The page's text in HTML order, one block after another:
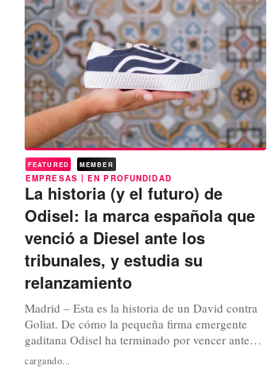
FEATURED MEMBER
EMPRESAS | EN PROFUNDIDAD
La historia (y el futuro) de
Odisel: la marca española que
venció a Diesel ante los
tribunales, y estudia su
relanzamiento
Madrid – Esta es la historia de un David contra
Goliat. De cómo la pequeña firma emergente
gaditana Odisel ha terminado por vencer ante
los tribunales españoles a un gigante como
Diesel, buque insignia del titán de la industria el
cargando...